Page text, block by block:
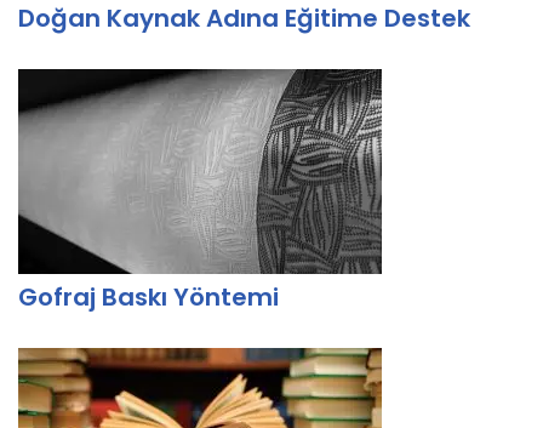
Doğan Kaynak Adına Eğitime Destek
Gofraj Baskı Yöntemi